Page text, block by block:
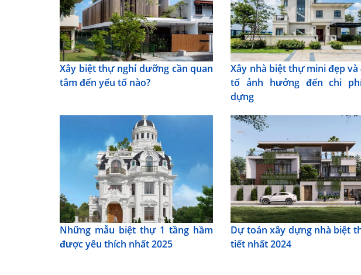
Xây biệt thự nghỉ dưỡng cần quan
tâm đến yếu tố nào?
Xây nhà biệt thự mini đẹp và
tố ảnh hưởng đến chi
dựng
Những mẫu biệt thự 1 tầng hầm
được yêu thích nhất 2025
Dự toán xây dựng nhà biệt
tiết nhất 2024